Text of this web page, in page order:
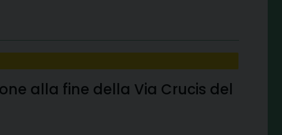
alla fine della Via Crucis del